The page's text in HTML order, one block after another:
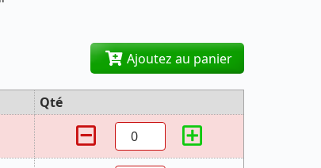
Ajoutez au panier
Qté